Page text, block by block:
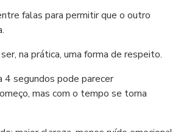
falas para permitir que o outro
na prática, uma forma de respeito.
4 segundos pode parecer
mas com o tempo se torna